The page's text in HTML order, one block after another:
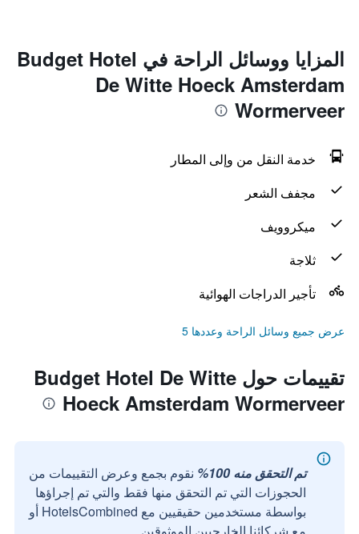
المزايا ووسائل الراحة في Budget Hotel
De Witte Hoeck Amsterdam
Wormerveer
خدمة النقل من وإلى المطار
مجفف الشعر
ميكروويف
ثلاجة
تأجير الدراجات الهوائية
عرض جميع وسائل الراحة وعددها 5
تقييمات حول Budget Hotel De Witte
Hoeck Amsterdam Wormerveer
تم التحقق منه 100%
نقوم بجمع وعرض التقييمات من
الحجوزات التي تم التحقق منها فقط والتي تم إجراؤها
بواسطة مستخدمين حقيقيين مع HotelsCombined أو